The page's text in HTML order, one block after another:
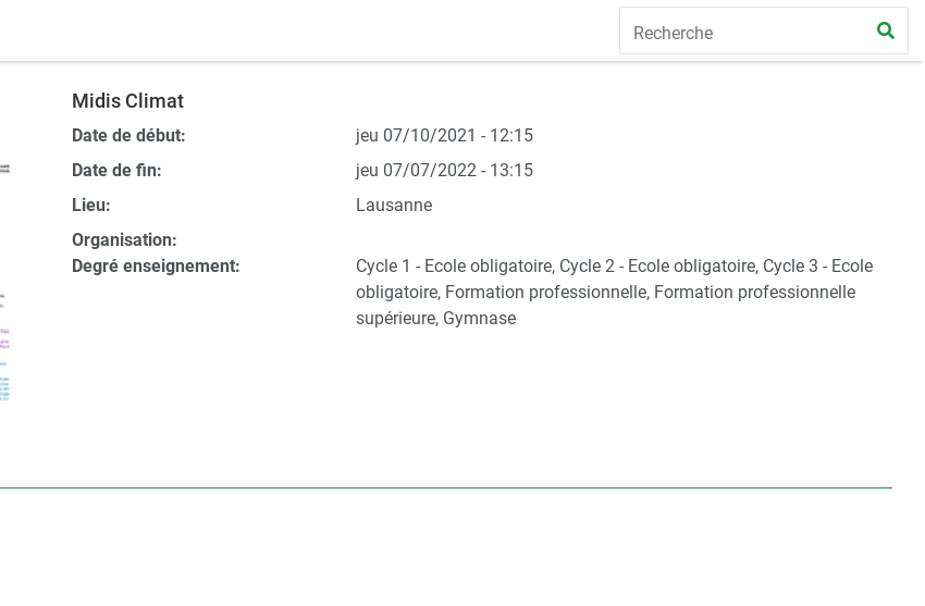
Midis Climat
Date de début:
jeu 07/10/2021 - 12:15
Date de fin:
jeu 07/07/2022 - 13:15
Lieu:
Lausanne
Organisation:
Degré enseignement:
Cycle 1 - Ecole obligatoire, Cycle 2 - Ecole obligatoire, Cycle 3 - Ecole
obligatoire, Formation professionnelle, Formation professionnelle
supérieure, Gymnase